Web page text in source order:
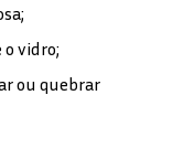
o vidro;